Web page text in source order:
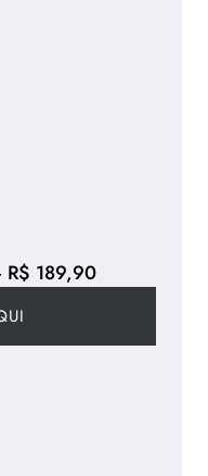
R$ 189,90